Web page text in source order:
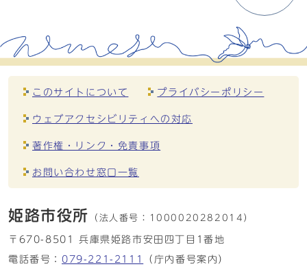
このサイトについて プライバシーポリシー
ウェブアクセシビリティへの対応
著作権・リンク・免責事項
お問い合わせ窓口一覧
姫路市役所 （法人番号： 1000020282014）
〒670-8501 兵庫県姫路市安田四丁目1番地
電話番号： 079-221-2111 （庁内番号案内）